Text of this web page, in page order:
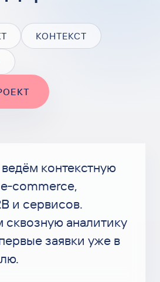
КОНТЕКСТ
контекстную
и сервисов.
сквозную аналитику
заявки уже в